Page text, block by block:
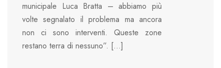
municipale Luca Bratta – abbiamo più
volte segnalato il problema ma ancora
non ci sono interventi. Queste zone
restano terra di nessuno”. […]